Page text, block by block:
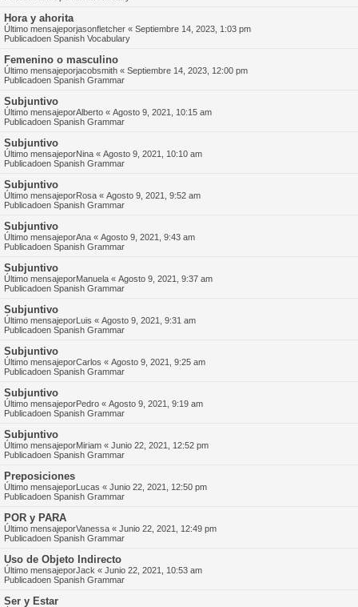
Hora y ahorita
Último mensajeporjasonfletcher « Septiembre 14, 2023, 1:03 pm
Publicadoen Spanish Vocabulary
Femenino o masculino
Último mensajeporjacobsmith « Septiembre 14, 2023, 12:00 pm
Publicadoen Spanish Grammar
Subjuntivo
Último mensajeporAlberto « Agosto 9, 2021, 10:15 am
Publicadoen Spanish Grammar
Subjuntivo
Último mensajeporNina « Agosto 9, 2021, 10:10 am
Publicadoen Spanish Grammar
Subjuntivo
Último mensajeporRosa « Agosto 9, 2021, 9:52 am
Publicadoen Spanish Grammar
Subjuntivo
Último mensajeporAna « Agosto 9, 2021, 9:43 am
Publicadoen Spanish Grammar
Subjuntivo
Último mensajeporManuela « Agosto 9, 2021, 9:37 am
Publicadoen Spanish Grammar
Subjuntivo
Último mensajeporLuis « Agosto 9, 2021, 9:31 am
Publicadoen Spanish Grammar
Subjuntivo
Último mensajeporCarlos « Agosto 9, 2021, 9:25 am
Publicadoen Spanish Grammar
Subjuntivo
Último mensajeporPedro « Agosto 9, 2021, 9:19 am
Publicadoen Spanish Grammar
Subjuntivo
Último mensajeporMiriam « Junio 22, 2021, 12:52 pm
Publicadoen Spanish Grammar
Preposiciones
Último mensajeporLucas « Junio 22, 2021, 12:50 pm
Publicadoen Spanish Grammar
POR y PARA
Último mensajeporVanessa « Junio 22, 2021, 12:49 pm
Publicadoen Spanish Grammar
Uso de Objeto Indirecto
Último mensajeporJack « Junio 22, 2021, 10:53 am
Publicadoen Spanish Grammar
Ser y Estar